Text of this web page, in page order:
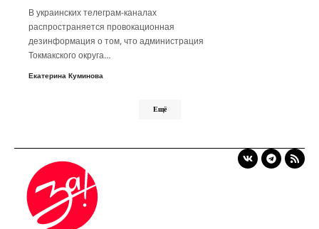
В украинских телеграм-каналах
распространяется провокационная
дезинформация о том, что администрация
Токмакского округа…
Екатерина Куминова
Ещё